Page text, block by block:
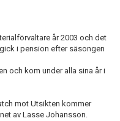
år 2003 och det
i pension efter säsongen
och kom under alla sina år i
mot Utsikten kommer
av Lasse Johansson.